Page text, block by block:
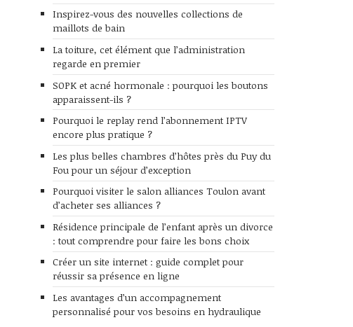
Inspirez-vous des nouvelles collections de
maillots de bain
La toiture, cet élément que l’administration
regarde en premier
SOPK et acné hormonale : pourquoi les boutons
apparaissent-ils ?
Pourquoi le replay rend l’abonnement IPTV
encore plus pratique ?
Les plus belles chambres d’hôtes près du Puy du
Fou pour un séjour d’exception
Pourquoi visiter le salon alliances Toulon avant
d’acheter ses alliances ?
Résidence principale de l’enfant après un divorce
: tout comprendre pour faire les bons choix
Créer un site internet : guide complet pour
réussir sa présence en ligne
Les avantages d’un accompagnement
personnalisé pour vos besoins en hydraulique